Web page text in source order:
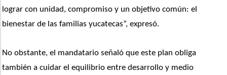
lograr con unidad, compromiso y un objetivo común: el
bienestar de las familias yucatecas”, expresó.
No obstante, el mandatario señaló que este plan obliga
también a cuidar el equilibrio entre desarrollo y medio